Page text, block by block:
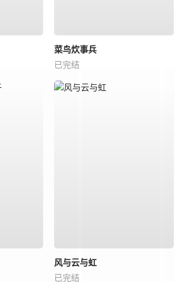
菜鸟炊事兵
已完结
风与云与虹
已完结